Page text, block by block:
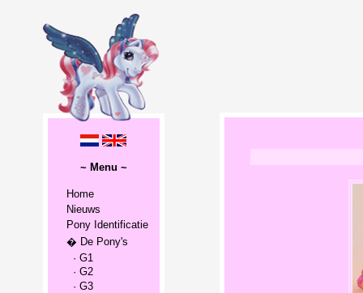
~ Menu ~
Home
Nieuws
Pony Identificatie
� De Pony's
· G1
· G2
· G3